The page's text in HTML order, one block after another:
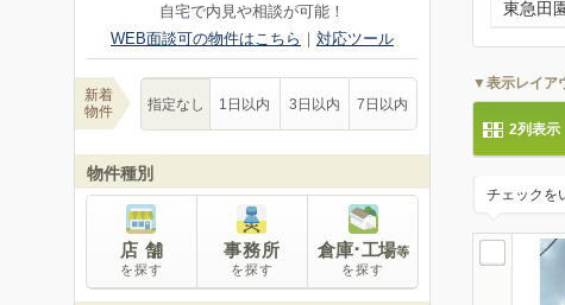
自宅で内見や相談が可能！
WEB面談可の物件はこちら ｜ 対応ツール
新着
物件
指定なし 1日以内 3日以内 7日以内
物件種別
店 舗
を探す
事務所
を探す
倉庫･工場等
を探す
東急田
▼表示レイア
2列表示
チェックを